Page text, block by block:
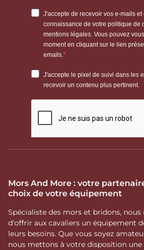
Mors And More : votre
choix de votre équipement
Spécialiste des mors et bridons,
d'offrir aux cavaliers un équipement
leurs besoins. Que vous soyez
nous mettons à votre disposition